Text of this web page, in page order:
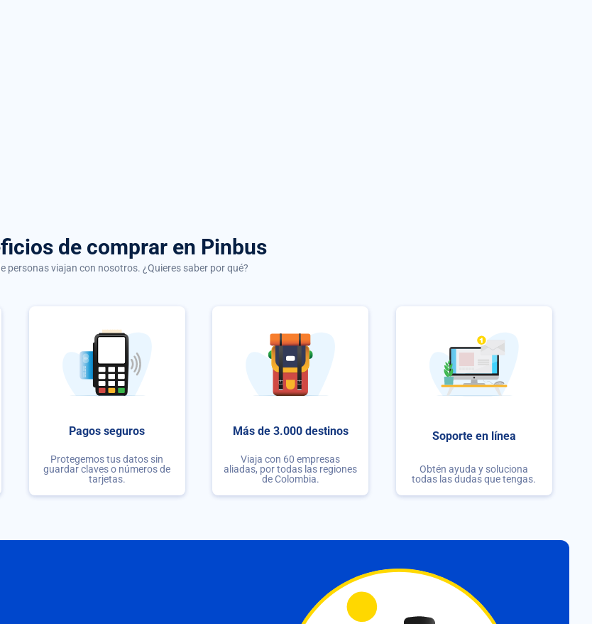
de comprar en Pinbus
personas viajan con nosotros. ¿Quieres saber por qué?
Pagos seguros
Protegemos tus datos sin
guardar claves o números de
tarjetas.
Más de 3.000 destinos
Viaja con 60 empresas
aliadas, por todas las regiones
de Colombia.
Soporte en línea
Obtén ayuda y soluciona
todas las dudas que tengas.